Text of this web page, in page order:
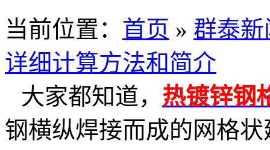
当前位置： 首页 » 群泰
详细计算方法和简介
大家都知道， 热镀锌钢
钢横纵焊接而成的网格状